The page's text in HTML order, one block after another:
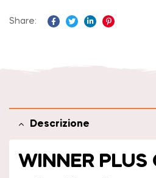
Share:
Descrizione
WINNER